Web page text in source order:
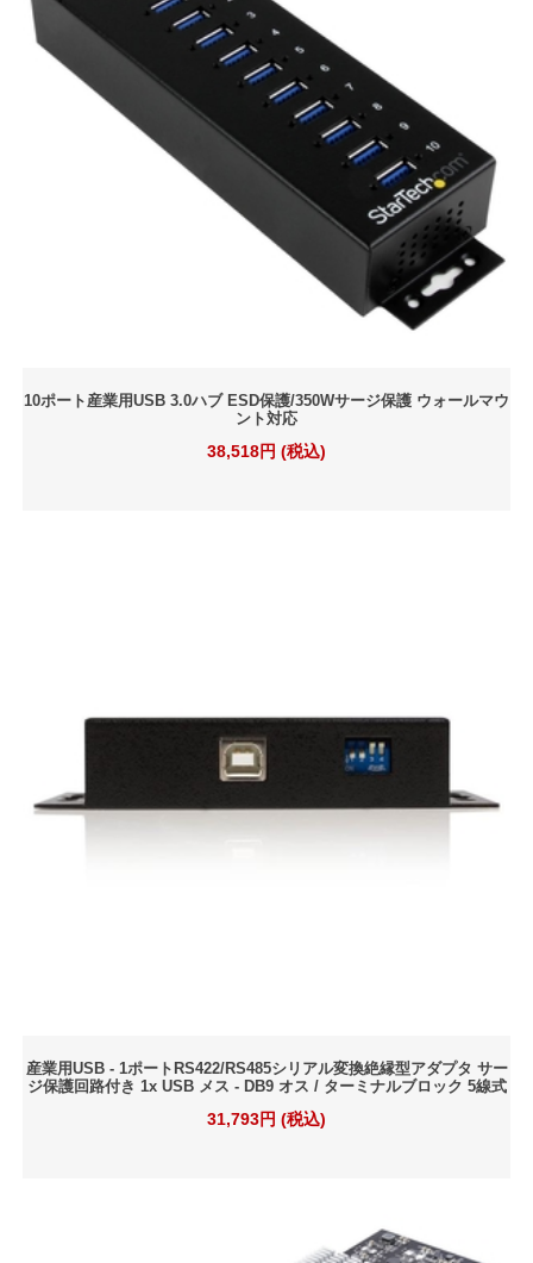
10ポート産業用USB 3.0ハブ ESD保護/350Wサージ保護 ウォールマウ
ント対応
38,518円 (税込)
産業用USB - 1ポートRS422/RS485シリアル変換絶縁型アダプタ サー
ジ保護回路付き 1x USB メス - DB9 オス / ターミナルブロック 5線式
31,793円 (税込)